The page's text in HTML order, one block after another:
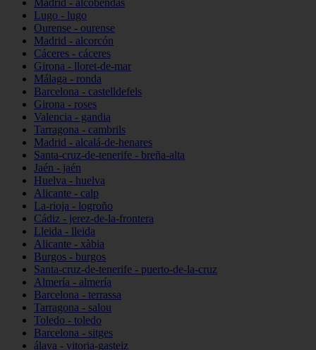
Madrid - alcobendas
Lugo - lugo
Ourense - ourense
Madrid - alcorcón
Cáceres - cáceres
Girona - lloret-de-mar
Málaga - ronda
Barcelona - castelldefels
Girona - roses
Valencia - gandia
Tarragona - cambrils
Madrid - alcalá-de-henares
Santa-cruz-de-tenerife - breña-alta
Jaén - jaén
Huelva - huelva
Alicante - calp
La-rioja - logroño
Cádiz - jerez-de-la-frontera
Lleida - lleida
Alicante - xàbia
Burgos - burgos
Santa-cruz-de-tenerife - puerto-de-la-cruz
Almería - almería
Barcelona - terrassa
Tarragona - salou
Toledo - toledo
Barcelona - sitges
álava - vitoria-gasteiz